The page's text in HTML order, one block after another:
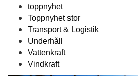
toppnyhet
Toppnyhet stor
Transport & Logistik
Underhåll
Vattenkraft
Vindkraft